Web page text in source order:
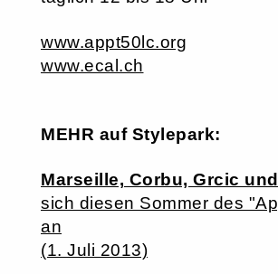
www.appt50lc.org
www.ecal.ch
MEHR auf Stylepark:
Marseille, Corbu, Grcic
sich diesen Sommer des
an
(1. Juli 2013)